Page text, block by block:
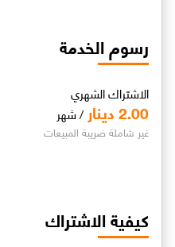
رسوم الخدمة
الاشتراك الشهري
2.00 دينار / شهر
غير شاملة ضريبة المبيعات
كيفية الاشتراك